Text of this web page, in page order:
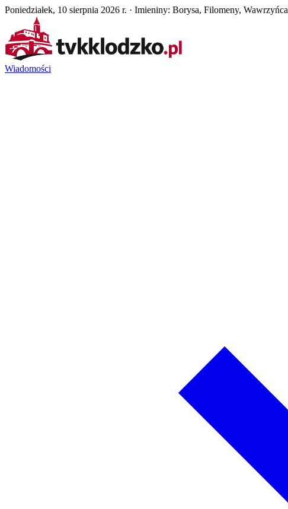
Poniedziałek, 10 sierpnia 2026 r. · Imieniny: Borysa, Filomeny, Wawrzyńca
Wiadomości